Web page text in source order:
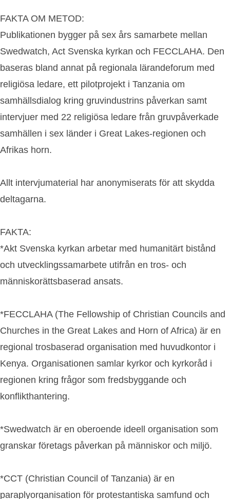
FAKTA OM METOD:
Publikationen bygger på sex års samarbete mellan
Swedwatch, Act Svenska kyrkan och FECCLAHA. Den
baseras bland annat på regionala lärandeforum med
religiösa ledare, ett pilotprojekt i Tanzania om
samhällsdialog kring gruvindustrins påverkan samt
intervjuer med 22 religiösa ledare från gruvpåverkade
samhällen i sex länder i Great Lakes-regionen och
Afrikas horn.
Allt intervjumaterial har anonymiserats för att skydda
deltagarna.
FAKTA:
*Akt Svenska kyrkan arbetar med humanitärt bistånd
och utvecklingssamarbete utifrån en tros- och
människorättsbaserad ansats.
*FECCLAHA (The Fellowship of Christian Councils and
Churches in the Great Lakes and Horn of Africa) är en
regional trosbaserad organisation med huvudkontor i
Kenya. Organisationen samlar kyrkor och kyrkoråd i
regionen kring frågor som fredsbyggande och
konflikthantering.
*Swedwatch är en oberoende ideell organisation som
granskar företags påverkan på människor och miljö.
*CCT (Christian Council of Tanzania) är en
paraplyorganisation för protestantiska samfund och